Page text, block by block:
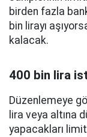
birden fazla
bin lirayı
kalacak.
400 bin lira
Düzenlemeye
lira veya altına
yapacakları